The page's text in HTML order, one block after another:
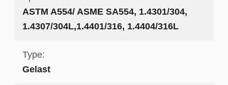
ASTM A554/ ASME SA554, 1.4301/304,
1.4307/304L,1.4401/316, 1.4404/316L
Type:
Gelast